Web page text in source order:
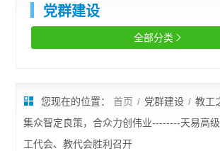
党群建设
全部分类 
您现在的位置： 首页 / 党群建设 / 教工
集众智定良策，合众力创伟业--------天易高
工代会、教代会胜利召开